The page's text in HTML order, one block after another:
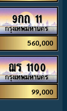
9กถ 11
560,000
ฌร 1100
99,000